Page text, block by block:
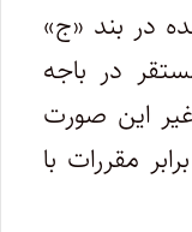
در بند «ج»
در باجه‌
این صورت
مقررات با